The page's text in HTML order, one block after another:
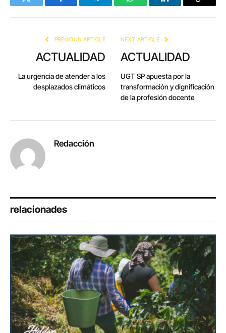
Twitter FacebookTelegramWhatsAppLinkedInCopy
PREVIOUS ARTICLE
ACTUALIDAD
La urgencia de atender a los
desplazados climáticos
NEXT ARTICLE
ACTUALIDAD
UGT SP apuesta por la
transformación y dignificación
de la profesión docente
Redacción
relacionades